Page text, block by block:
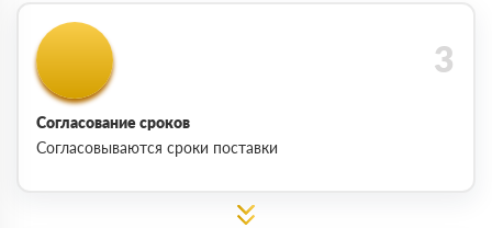
Согласование сроков
Согласовываются сроки поставки